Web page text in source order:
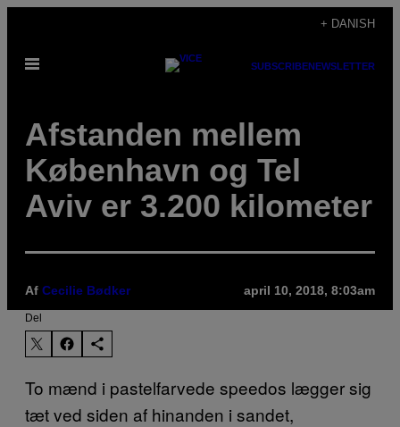
indhold
+ DANISH
Åbn
SUBSCRIBENEWSLETTER
Afstanden mellem
København og Tel
Aviv er 3.200 kilometer
Af Cecilie Bødker april 10, 2018, 8:03am
Del
To mænd i pastelfarvede speedos lægger sig
tæt ved siden af hinanden i sandet,